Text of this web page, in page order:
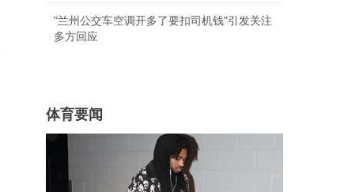
"兰州公交车空调开多了要扣司机钱"引发关注
多方回应
体育要闻